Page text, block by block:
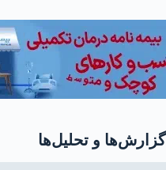
گزارش‌ها و تحلیل‌ها